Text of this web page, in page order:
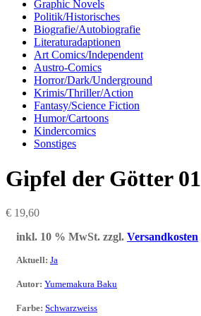
Graphic Novels
Politik/Historisches
Biografie/Autobiografie
Literaturadaptionen
Art Comics/Independent
Austro-Comics
Horror/Dark/Underground
Krimis/Thriller/Action
Fantasy/Science Fiction
Humor/Cartoons
Kindercomics
Sonstiges
Gipfel der Götter 01
€ 19,60
inkl. 10 % MwSt. zzgl. Versandkosten
Aktuell: Ja
Autor: Yumemakura Baku
Farbe: Schwarzweiss